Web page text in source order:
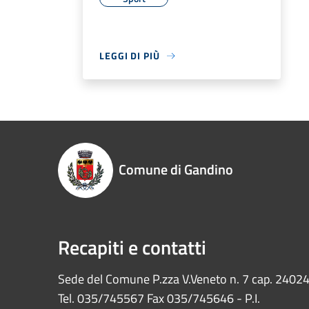
LEGGI DI PIÙ
Comune di Gandino
Recapiti e contatti
Sede del Comune P.zza V.Veneto n. 7 cap. 24024
Tel. 035/745567 Fax 035/745646 - P.I.